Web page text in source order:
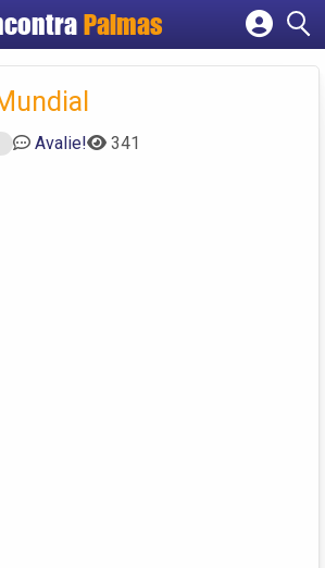
Palmas
Cadastrar empresa
Criar conta
Avalie! 341